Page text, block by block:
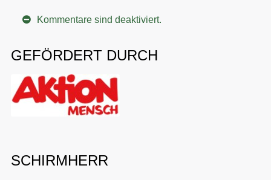
Kommentare sind deaktiviert.
GEFÖRDERT DURCH
SCHIRMHERR